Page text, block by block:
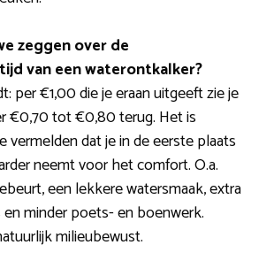
zeggen over de
van een waterontkalker?
per €1,00 die je eraan uitgeeft zie je
€0,70 tot €0,80 terug. Het is
vermelden dat je in de eerste plaats
neemt voor het comfort. O.a.
een lekkere watersmaak, extra
minder poets- en boenwerk.
milieubewust.